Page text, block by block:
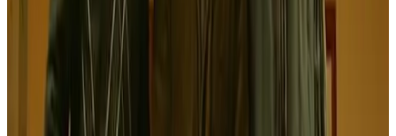
Également sur les rails, le doublage du Cheval d'orgueil, de Claude
Nous avons négocié avec Canal +, détentrice des
. » Le film sera disponible sur le site brezhoweb, gratuitement
pendant quinze jours, à partir du 31 mars. On pourra aussi le voir au
cinéma, et peut-être en DVD. Les doubleurs bretonnants doivent
être formés en pays bigouden, pour y saisir «
Dizale : une première projection à Pouldreuzic, en présence de